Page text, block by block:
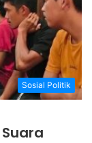
Sosial Politik